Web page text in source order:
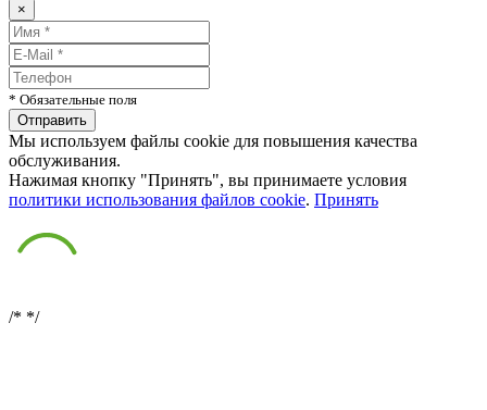
×
* Обязательные поля
Мы используем файлы cookie для повышения качества
обслуживания.
Нажимая кнопку "Принять", вы принимаете условия
политики использования файлов cookie. Принять
/* */